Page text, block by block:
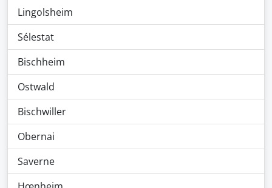
Lingolsheim
Sélestat
Bischheim
Ostwald
Bischwiller
Obernai
Saverne